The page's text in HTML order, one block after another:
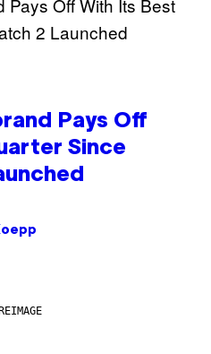
Pays Off
Since